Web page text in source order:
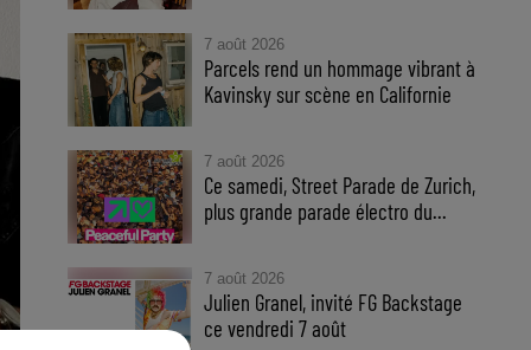
7 août 2026
Parcels rend un hommage vibrant à
Kavinsky sur scène en Californie
7 août 2026
Ce samedi, Street Parade de Zurich,
plus grande parade électro du...
7 août 2026
Julien Granel, invité FG Backstage
ce vendredi 7 août